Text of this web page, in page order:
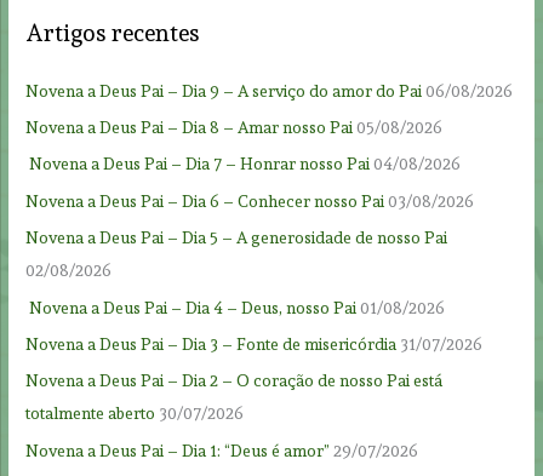
Artigos recentes
Novena a Deus Pai – Dia 9 – A serviço do amor do Pai 06/08/2026
Novena a Deus Pai – Dia 8 – Amar nosso Pai 05/08/2026
Novena a Deus Pai – Dia 7 – Honrar nosso Pai04/08/2026
Novena a Deus Pai – Dia 6 – Conhecer nosso Pai 03/08/2026
Novena a Deus Pai – Dia 5 – A generosidade de nosso Pai
02/08/2026
Novena a Deus Pai – Dia 4 – Deus, nosso Pai 01/08/2026
Novena a Deus Pai – Dia 3 – Fonte de misericórdia 31/07/2026
Novena a Deus Pai – Dia 2 – O coração de nosso Pai está
totalmente aberto 30/07/2026
Novena a Deus Pai – Dia 1: “Deus é amor” 29/07/2026